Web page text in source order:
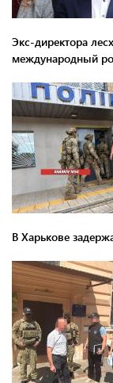
Экс-директора
международный
В Харькове